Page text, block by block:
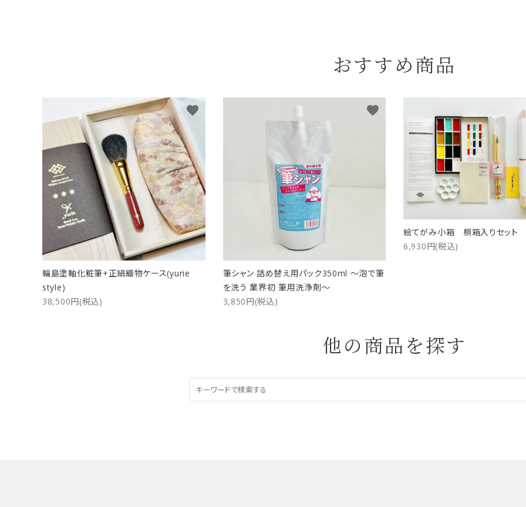
おすすめ商品
輪島塗軸化粧筆+正絹織物ケース(yurie
style)
38,500円(税込)
favorite
筆シャン 詰め替え用パック350ml ～泡で筆
を洗う 業界初 筆用洗浄剤～
3,850円(税込)
favorite
絵てがみ小箱 桐箱入りセット
6,930円(税込)
他の商品を探す